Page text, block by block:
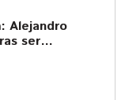
Alejandro
ser
del